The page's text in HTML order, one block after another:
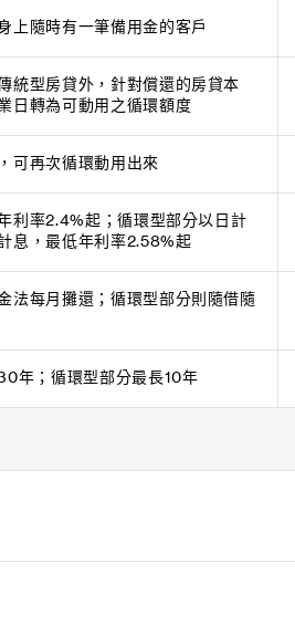
上隨時有一筆備用金的客戶
統型房貸外，針對償還的房貸本
日轉為可動用之循環額度
可再次循環動用出來
利率2.4%起；循環型部分以日計
息，最低年利率2.58%起
法每月攤還；循環型部分則隨借隨
年；循環型部分最長10年